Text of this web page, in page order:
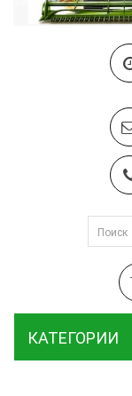
КАТЕГОРИИ